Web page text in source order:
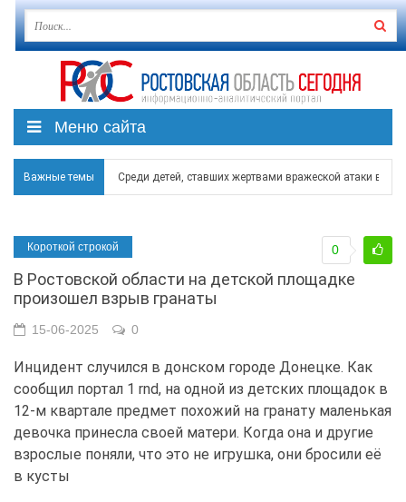
Меню сайта
Важные темы Среди детей, ставших жертвами вражеской атаки в
В Гуково пострадала женщина, повреждены дома в в
В Чеховской библиотеке Таганрога открылась
В Ростове задержан подозреваемый в ночном
Короткой строкой
В Ростовской области на детской площадке
произошел взрыв гранаты
0
15-06-2025 0
Инцидент случился в донском городе Донецке. Как
сообщил портал 1 rnd, на одной из детских площадок в
12-м квартале предмет похожий на гранату маленькая
девочка принесла своей матери. Когда она и другие
взрослые поняли, что это не игрушка, они бросили её
в кусты